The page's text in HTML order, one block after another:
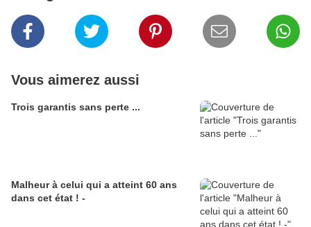
Vous aimerez aussi
Trois garantis sans perte ...
Malheur à celui qui a atteint 60 ans
dans cet état ! -